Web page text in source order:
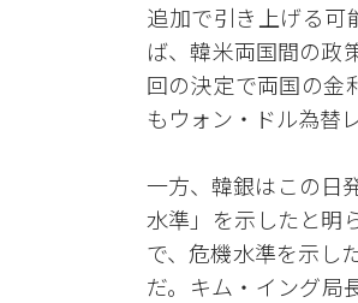
追加で引き上げる可
ば、韓米両国間の政
回の決定で両国の金
もウォン・ドル為替
一方、韓銀はこの日
水準」を示したと明
で、危機水準を示し
だ。キム・イング局